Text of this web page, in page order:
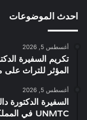
احدث الموضوعات
أغسطس 5, 2026
تكريم السفيرة
المؤثر للتراث على
أغسطس 5, 2026
السفيرة الدكتورة
UNMTC في المملكة العربية السعودية